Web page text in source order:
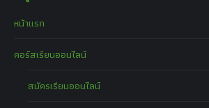
หน้าแรก
คอร์สเรียนออนไลน์
สมัครเรียนออนไลน์